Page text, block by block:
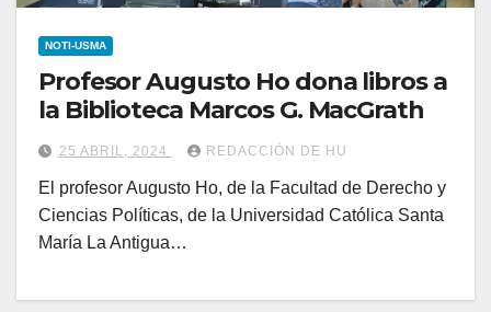
NOTI-USMA
Profesor Augusto Ho dona libros a
la Biblioteca Marcos G. MacGrath
25 ABRIL, 2024 REDACCIÓN DE HU
El profesor Augusto Ho, de la Facultad de Derecho y
Ciencias Políticas, de la Universidad Católica Santa
María La Antigua…